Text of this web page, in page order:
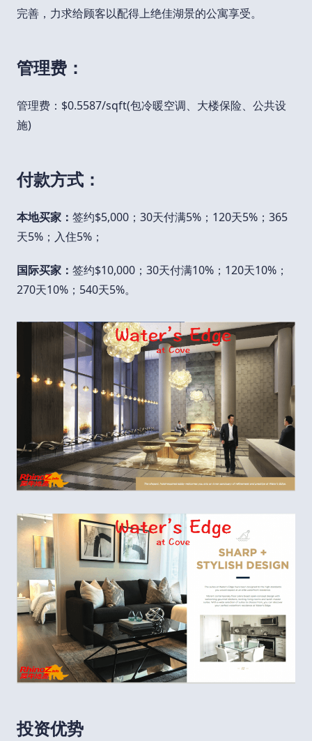
完善，力求给顾客以配得上绝佳湖景的公寓享受。
管理费：
管理费：$0.5587/sqft(包冷暖空调、大楼保险、公共设
施)
付款方式：
本地买家： 签约$5,000；30天付满5%；120天5%；365
天5%；入住5%；
国际买家： 签约$10,000；30天付满10%；120天10%；
270天10%；540天5%。
投资优势